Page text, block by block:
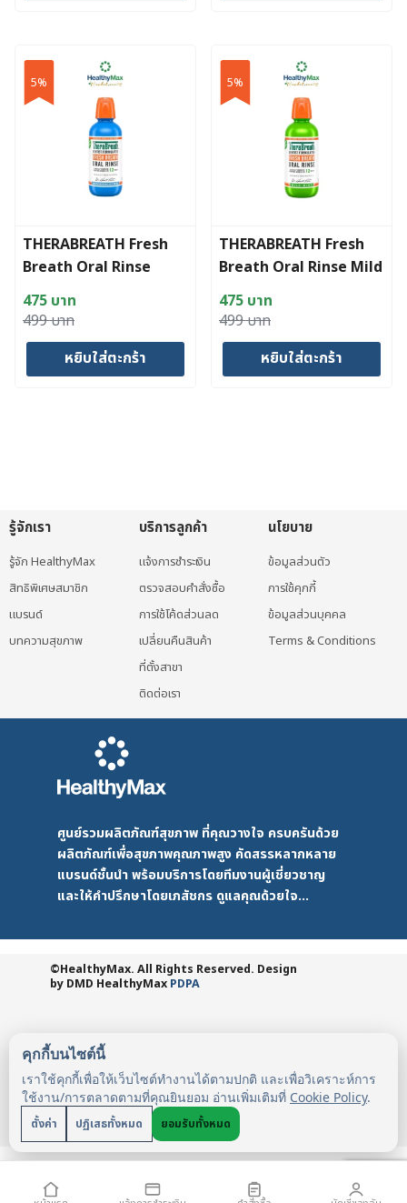
5%
THERABREATH Fresh
Breath Oral Rinse
Invigorating Icy Mint
(473 ml)
499บาท
Original
price
475 บาท
Current
price
หยิบใส่ตะกร้า
5%
THERABREATH Fresh
Breath Oral Rinse Mild
Mint
499บาท
Original
price
475 บาท
Current
price
หยิบใส่ตะกร้า
คุกกี้บนไซต์นี้
เราใช้คุกกี้เพื่อให้เว็บไซต์ทำงานได้ตามปกติ และเพื่อวิเคราะห์การ
ใช้งาน/การตลาดตามที่คุณยินยอม อ่านเพิ่มเติมที่ Cookie Policy.
ตั้งค่า ปฏิเสธทั้งหมด ยอมรับทั้งหมด
รู้จักเรา
รู้จัก HealthyMax
สิทธิพิเศษสมาชิก
แบรนด์
บทความสุขภาพ
บริการลูกค้า
แจ้งการชำระเงิน
ตรวจสอบคำสั่งซื้อ
การใช้โค้ดส่วนลด
เปลี่ยนคืนสินค้า
ที่ตั้งสาขา
ติดต่อเรา
นโยบาย
ข้อมูลส่วนตัว
การใช้คุกกี้
ข้อมูลส่วนบุคคล
Terms & Conditions
ศูนย์รวมผลิตภัณฑ์สุขภาพ ที่คุณวางใจ ครบครันด้วย
ผลิตภัณฑ์เพื่อสุขภาพคุณภาพสูง คัดสรรหลากหลาย
แบรนด์ชั้นนำ พร้อมบริการโดยทีมงานผู้เชี่ยวชาญ
และให้คำปรึกษาโดยเภสัชกร ดูแลคุณด้วยใจ...
©HealthyMax. All Rights Reserved. Design
by DMD HealthyMax PDPA